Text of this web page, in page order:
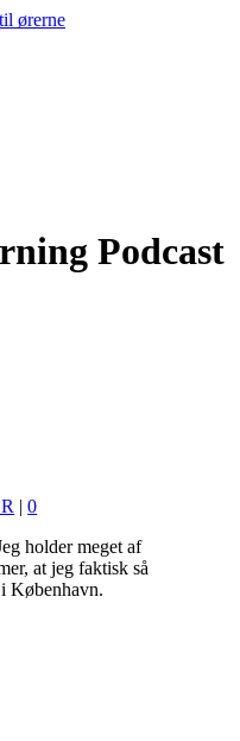
Podcast
|0
holder meget af
at jeg faktisk så
København.